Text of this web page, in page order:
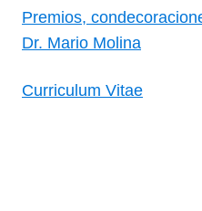
Premios,
Dr. Mario Molina
Curriculum Vitae